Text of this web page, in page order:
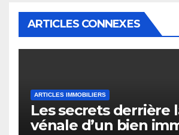
ARTICLES CONNEXES
ARTICLES IMMOBILIERS
Les secrets derrière
vénale d’un bien